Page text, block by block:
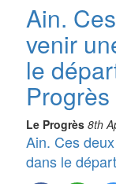
Ain.
venir
le
Progrès
Le Progrès 8th
Ain. Ces
dans le